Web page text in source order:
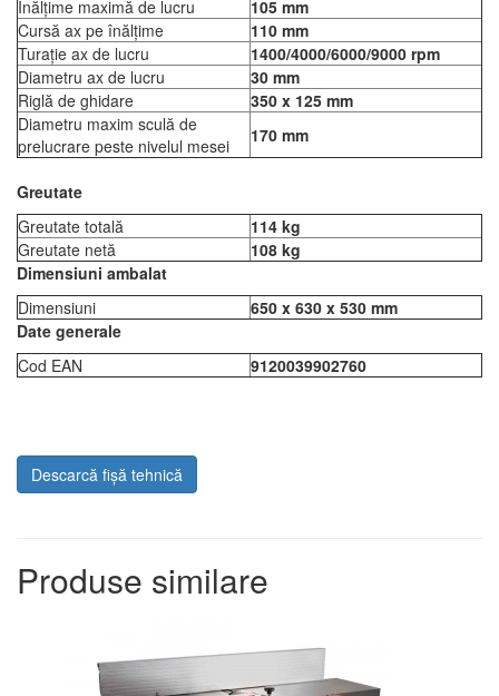
Înălțime maximă de lucru
105 mm
Cursă ax pe înălțime
110 mm
Turație ax de lucru
1400/4000/6000/9000 rpm
Diametru ax de lucru
30 mm
Riglă de ghidare
350 x 125 mm
Diametru maxim sculă de
prelucrare peste nivelul mesei
170 mm
Greutate
Greutate totală
114 kg
Greutate netă
108 kg
Dimensiuni ambalat
Dimensiuni
650 x 630 x 530 mm
Date generale
Cod EAN
9120039902760
Descarcă fișă tehnică
Produse similare